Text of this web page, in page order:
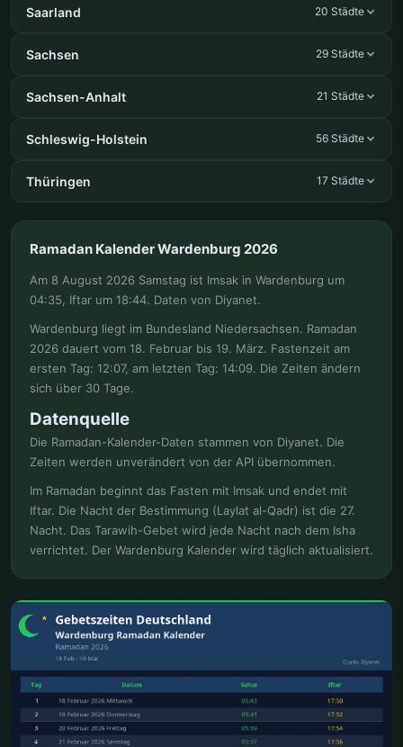
Saarland 20 Städte
Sachsen 29 Städte
Sachsen-Anhalt 21 Städte
Schleswig-Holstein 56 Städte
Thüringen 17 Städte
Ramadan Kalender Wardenburg 2026
Am 8 August 2026 Samstag ist Imsak in Wardenburg um
04:35, Iftar um 18:44. Daten von Diyanet.
Wardenburg liegt im Bundesland Niedersachsen. Ramadan
2026 dauert vom 18. Februar bis 19. März. Fastenzeit am
ersten Tag: 12:07, am letzten Tag: 14:09. Die Zeiten ändern
sich über 30 Tage.
Datenquelle
Die Ramadan-Kalender-Daten stammen von Diyanet. Die
Zeiten werden unverändert von der API übernommen.
Im Ramadan beginnt das Fasten mit Imsak und endet mit
Iftar. Die Nacht der Bestimmung (Laylat al-Qadr) ist die 27.
Nacht. Das Tarawih-Gebet wird jede Nacht nach dem Isha
verrichtet. Der Wardenburg Kalender wird täglich aktualisiert.